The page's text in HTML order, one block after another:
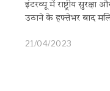
इंटरव्यू में राष्ट्रीय सुरक्षा
उठाने के हफ्तेभर बाद
21/04/2023